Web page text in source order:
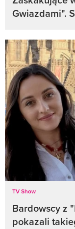
Gwiazdami".
TV Show
Bardowscy z
pokazali